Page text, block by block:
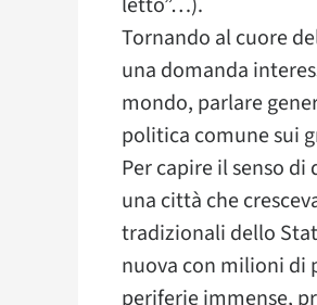
Tornando al cuore
una domanda
mondo, parlare
politica comune sui
Per capire il senso
una città che
tradizionali dello
nuova con milioni di
periferie immense,